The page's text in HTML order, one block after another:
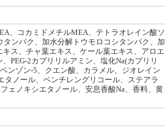
、コカミドメチルMEA、テトラオレイン酸ソ
ンパク、加水分解トウモロコシタンパク、加
ス、チャ葉エキス、ケール葉エキス、アロエ
PEG-2カプリリルアミン、塩化Na(カプリリ
ンゾン-5、クエン酸、カラメル、ジオレイン
タノール、ペンチレングリコール、ステアラ
ェノキシエタノール、安息香酸Na、香料、黄